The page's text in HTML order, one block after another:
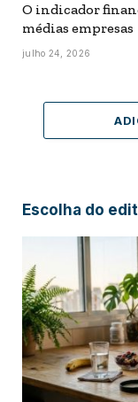
O indicador
médias empresas
julho 24, 2026
Escolha do